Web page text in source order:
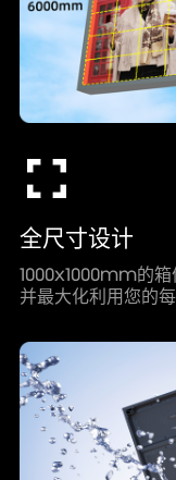
全尺寸设计
1000x1000mm的箱
并最大化利用您的